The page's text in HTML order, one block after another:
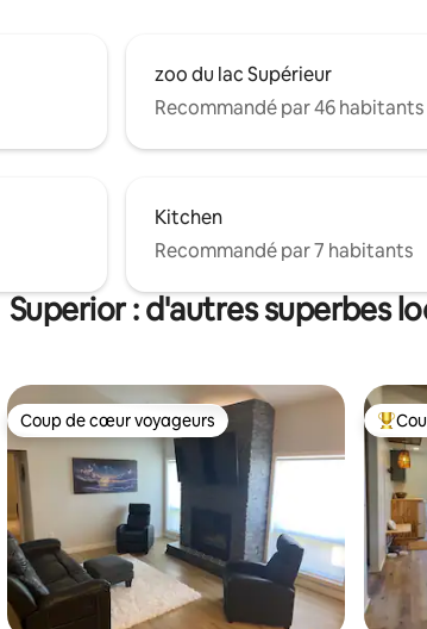
zoo du lac Supérieur
Recommandé par 46 habitants
Kitchen
Recommandé par 7 habitants
Superior : d'autres superbes
Coup de cœur voyageurs
Coup de cœur voyageurs